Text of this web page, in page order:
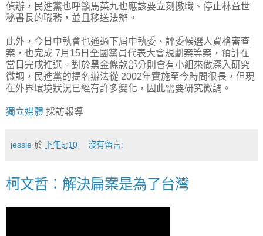
偵辦，民進黨也呼籲馬英九也應該要立刻撤職、停止林益世
秘書長的職務，並且移送法辦。
此外，今日中執會也通過下屆中執委、評委候選人資格審查
案，也完成 7月15日全國黨員代表大會規劃案等案，預計在
當日完成推選。對於黑金條款部分則會有小組來做深入研究
微調，民進黨的提名辦法從 2002年實施至今時間很長，但現
在外界環境狀況已經有許多變化，因此需要研究微調。
獨立媒體 採訪報導
jessie 於 下午5:10 沒有留言:
柯文哲：解決扁案是為了台灣